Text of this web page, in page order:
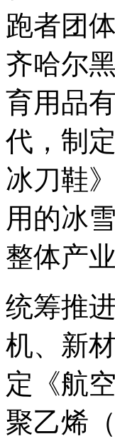
跑者团
齐哈尔
育用品
代，制
冰刀鞋
用的冰
整体产
统筹推
机、新
定《航
聚乙烯